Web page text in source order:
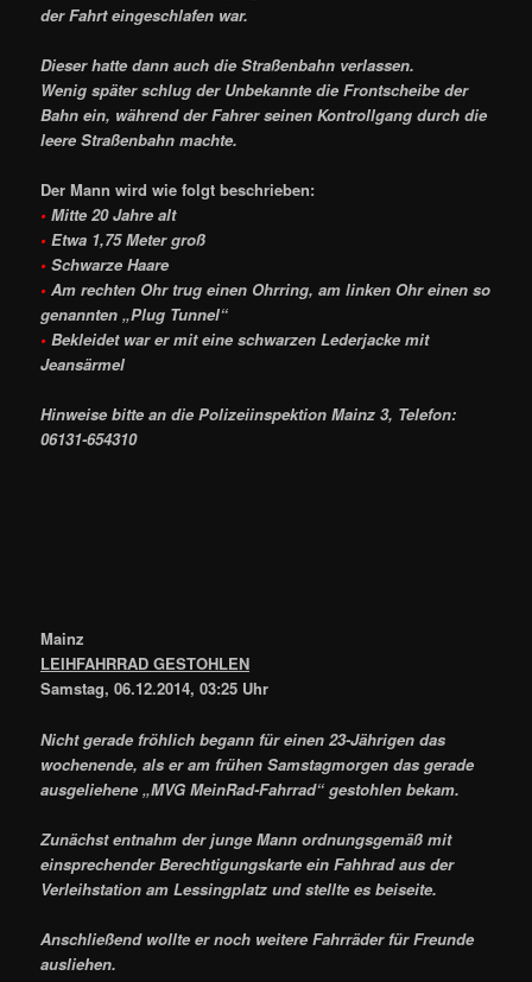
der Fahrt eingeschlafen war.
Dieser hatte dann auch die Straßenbahn verlassen.
Wenig später schlug der Unbekannte die Frontscheibe der
Bahn ein, während der Fahrer seinen Kontrollgang durch die
leere Straßenbahn machte.
Der Mann wird wie folgt beschrieben:
• Mitte 20 Jahre alt
• Etwa 1,75 Meter groß
• Schwarze Haare
• Am rechten Ohr trug einen Ohrring, am linken Ohr einen so
genannten „Plug Tunnel“
• Bekleidet war er mit eine schwarzen Lederjacke mit
Jeansärmel
Hinweise bitte an die Polizeiinspektion Mainz 3, Telefon:
06131-654310
Mainz
LEIHFAHRRAD GESTOHLEN
Samstag, 06.12.2014, 03:25 Uhr
Nicht gerade fröhlich begann für einen 23-Jährigen das
wochenende, als er am frühen Samstagmorgen das gerade
ausgeliehene „MVG MeinRad-Fahrrad“ gestohlen bekam.
Zunächst entnahm der junge Mann ordnungsgemäß mit
einsprechender Berechtigungskarte ein Fahhrad aus der
Verleihstation am Lessingplatz und stellte es beiseite.
Anschließend wollte er noch weitere Fahrräder für Freunde
ausliehen.